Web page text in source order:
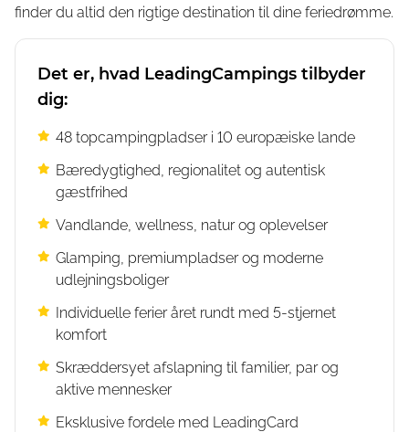
finder du altid den rigtige destination til dine feriedrømme.
Det er, hvad LeadingCampings tilbyder
dig:
48 topcampingpladser i 10 europæiske lande
Bæredygtighed, regionalitet og autentisk
gæstfrihed
Vandlande, wellness, natur og oplevelser
Glamping, premiumpladser og moderne
udlejningsboliger
Individuelle ferier året rundt med 5-stjernet
komfort
Skræddersyet afslapning til familier, par og
aktive mennesker
Eksklusive fordele med LeadingCard